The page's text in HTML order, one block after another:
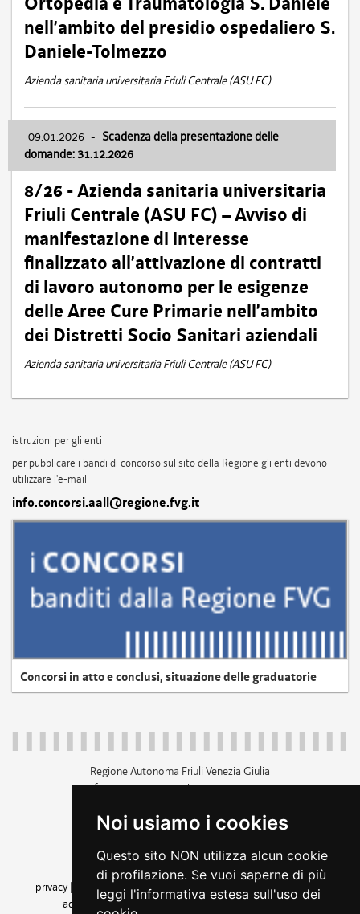
Noi usiamo i cookies
Questo sito NON utilizza alcun cookie
di profilazione. Se vuoi saperne di più
leggi l'informativa estesa sull'uso dei
nell’ambito del presidio ospedaliero S.
Daniele-Tolmezzo
Azienda sanitaria universitaria Friuli Centrale (ASU FC)
09.01.2026 - Scadenza della presentazione delle
domande: 31.12.2026
8/26 - Azienda sanitaria universitaria
Friuli Centrale (ASU FC) – Avviso di
manifestazione di interesse
finalizzato all’attivazione di contratti
di lavoro autonomo per le esigenze
delle Aree Cure Primarie nell’ambito
dei Distretti Socio Sanitari aziendali
Azienda sanitaria universitaria Friuli Centrale (ASU FC)
istruzioni per gli enti
per pubblicare i bandi di concorso sul sito della Regione gli enti devono
utilizzare l'e-mail
info.concorsi.aall@regione.fvg.it
Concorsi in atto e conclusi, situazione delle graduatorie
Regione Autonoma Friuli Venezia Giulia
c.f. 80014930327; p.iva 00526040324
+39 040 3771111
amministrazione trasparente
privacy
cookie |note legali accessibilità
dichiarazione di
accessibilità| feedback cambio preferenze cookie